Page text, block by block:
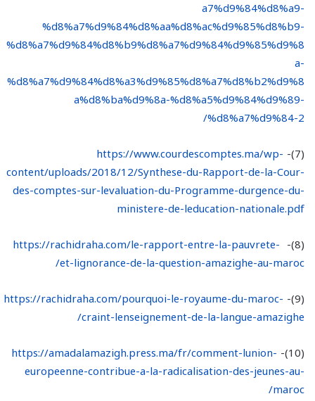
a7%d9%84%d8%a9-
%d8%a7%d9%84%d8%aa%d8%ac%d9%85%d8%b9-
%d8%a7%d9%84%d8%b9%d8%a7%d9%84%d9%85%d9%8
a-
%d8%a7%d9%84%d8%a3%d9%85%d8%a7%d8%b2%d9%8
a%d8%ba%d9%8a-%d8%a5%d9%84%d9%89-
%d8%a7%d9%84-2/
(7)-
https://www.courdescomptes.ma/wp-
content/uploads/2018/12/Synthese-du-Rapport-de-la-Cour-
des-comptes-sur-levaluation-du-Programme-durgence-du-
ministere-de-leducation-nationale.pdf
(8)-
https://rachidraha.com/le-rapport-entre-la-pauvrete-
et-lignorance-de-la-question-amazighe-au-maroc/
(9)-
https://rachidraha.com/pourquoi-le-royaume-du-maroc-
craint-lenseignement-de-la-langue-amazighe/
(10)-
https://amadalamazigh.press.ma/fr/comment-lunion-
europeenne-contribue-a-la-radicalisation-des-jeunes-au-
maroc/